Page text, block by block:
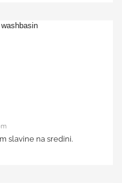
slavine na sredini.